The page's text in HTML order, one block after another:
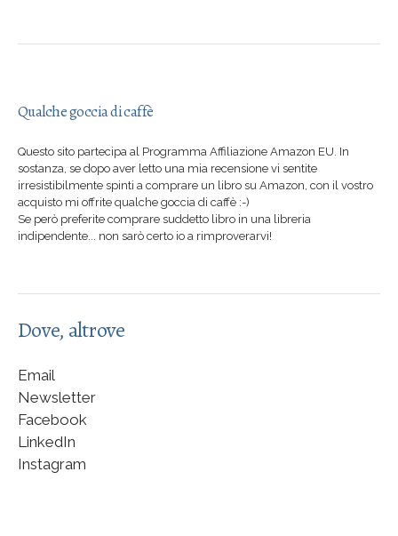
Qualche goccia di caffè
Questo sito partecipa al Programma Affiliazione Amazon EU. In
sostanza, se dopo aver letto una mia recensione vi sentite
irresistibilmente spinti a comprare un libro su Amazon, con il vostro
acquisto mi offrite qualche goccia di caffè :-)
Se però preferite comprare suddetto libro in una libreria
indipendente... non sarò certo io a rimproverarvi!
Dove, altrove
Email
Newsletter
Facebook
LinkedIn
Instagram